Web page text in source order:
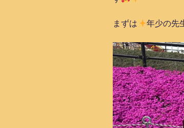
まずは 年少の先